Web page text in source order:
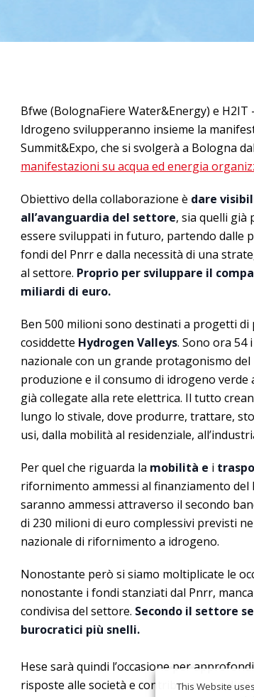
Bfwe (BolognaFiere Water&Energy) e H2IT
Idrogeno svilupperanno insieme la
Summit&Expo, che si svolgerà a Bologna
manifestazioni su acqua ed energia
Obiettivo della collaborazione è dare
all’avanguardia del settore, sia quelli già
essere sviluppati in futuro, partendo dalle
fondi del Pnrr e dalla necessità di una
al settore. Proprio per sviluppare il
miliardi di euro.
Ben 500 milioni sono destinati a progetti
cosiddette Hydrogen Valleys. Sono ora
nazionale con un grande protagonismo
produzione e il consumo di idrogeno
già collegate alla rete elettrica. Il tutto
lungo lo stivale, dove produrre, trattare,
usi, dalla mobilità al residenziale,
Per quel che riguarda la mobilità e i
rifornimento ammessi al finanziamento
saranno ammessi attraverso il secondo
di 230 milioni di euro complessivi previsti
nazionale di rifornimento a idrogeno.
Nonostante però si siamo moltiplicate le
nonostante i fondi stanziati dal Pnrr,
condivisa del settore. Secondo il settore
burocratici più snelli.
Hese sarà quindi l’occasione per
risposte alle società e contribuire a un
This Website